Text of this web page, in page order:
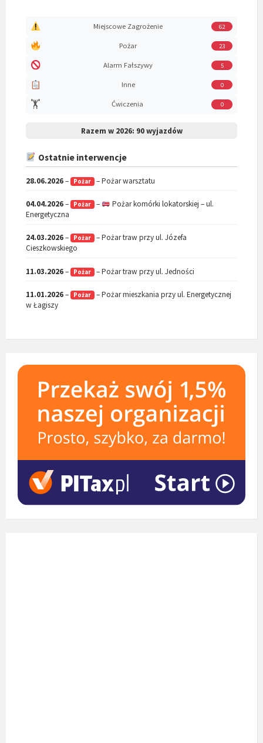
Miejscowe Zagrożenie 62
Pożar 23
Alarm Fałszywy 5
Inne 0
🏋️ Ćwiczenia 0
Razem w 2026: 90 wyjazdów
Ostatnie interwencje
28.06.2026– Pożar – Pożar warsztatu
04.04.2026– Pożar –
Pożar komórki lokatorskiej – ul.
Energetyczna
24.03.2026– Pożar – Pożar traw przy ul. Józefa
Cieszkowskiego
11.03.2026– Pożar – Pożar traw przy ul. Jedności
11.01.2026– Pożar – Pożar mieszkania przy ul. Energetycznej
w Łagiszy